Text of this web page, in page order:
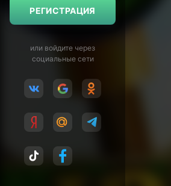
РЕГИСТРАЦИЯ
или войдите через
социальные сети